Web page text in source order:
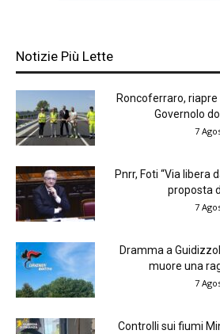
Notizie Più Lette
Roncoferraro,
Governolo
7
Pnrr, Foti “Via libera
proposta
7
Dramma a
muore una
7
Controlli sui fiumi